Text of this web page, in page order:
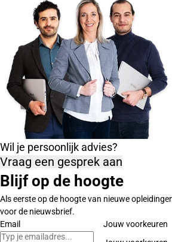
Wil je persoonlijk advies?
Vraag een gesprek aan
Blijf op de hoogte
Als eerste op de hoogte van nieuwe
voor de nieuwsbrief.
Email
Jouw voorkeuren